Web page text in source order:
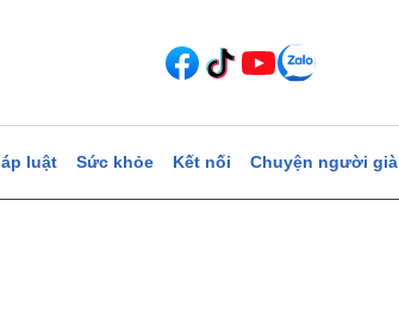
luật Sức khỏe Kết nối Chuyện người già